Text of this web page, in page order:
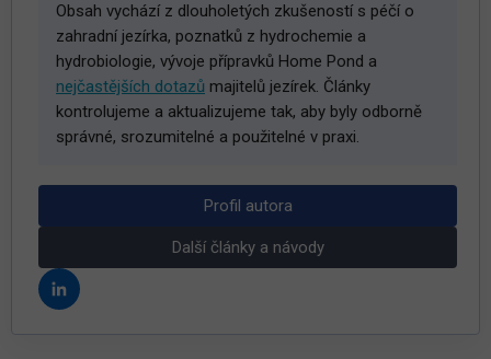
Obsah vychází z dlouholetých zkušeností s péčí o
zahradní jezírka, poznatků z hydrochemie a
hydrobiologie, vývoje přípravků Home Pond a
nejčastějších dotazů majitelů jezírek. Články
kontrolujeme a aktualizujeme tak, aby byly odborně
správné, srozumitelné a použitelné v praxi.
Profil autora
Další články a návody